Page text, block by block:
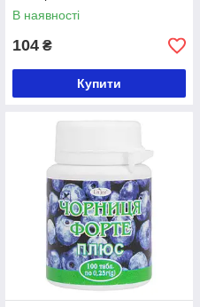
В наявності
104 ₴
Купити